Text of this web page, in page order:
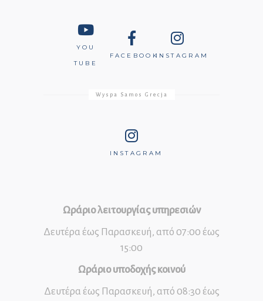
YOU
TUBE
FACEBOOKINSTAGRAM
Wyspa Samos Grecja
INSTAGRAM
Ωράριο λειτουργίας υπηρεσιών
Δευτέρα έως Παρασκευή, από 07:00 έως
15:00
Ωράριο υποδοχής κοινού
Δευτέρα έως Παρασκευή, από 08:30 έως